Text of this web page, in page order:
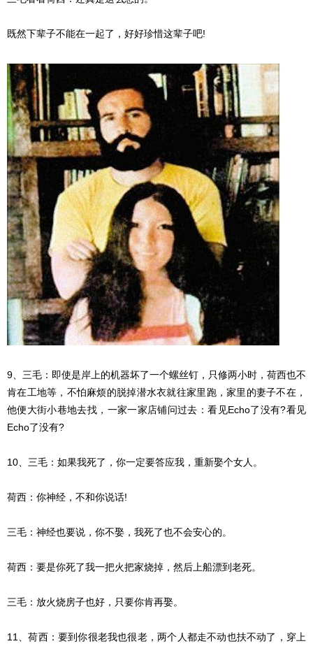
既然下辈子不能在一起了，好好珍惜这辈子吧!
9、三毛：即使是岸上的机器坏了一个螺丝钉，只修两小时，荷西也不
肯在工地等，不怕麻烦的脱掉潜水衣就往家里跑，家里的妻子不在，
他便大街小巷地去找，一家一家店铺问过去：看见Echo了没有?看见
Echo了没有?
10、三毛：如果我死了，你一定要答应我，重新娶个女人。
荷西：你神经，不和你说话!
三毛：神经也要说，你不娶，我死了也不会安心的。
荷西：要是你死了我一把火把家烧掉，然后上船漂到老死。
三毛：放火烧房子也好，只要你肯再娶。
11、荷西：要到你很老我也很老，两个人都走不动也扶不动了，穿上